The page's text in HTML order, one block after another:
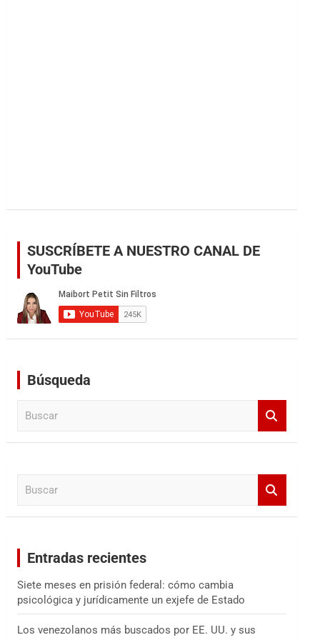
SUSCRÍBETE A NUESTRO CANAL DE
YouTube
Búsqueda
Entradas recientes
Siete meses en prisión federal: cómo cambia
psicológica y jurídicamente un exjefe de Estado
Los venezolanos más buscados por EE. UU. y sus